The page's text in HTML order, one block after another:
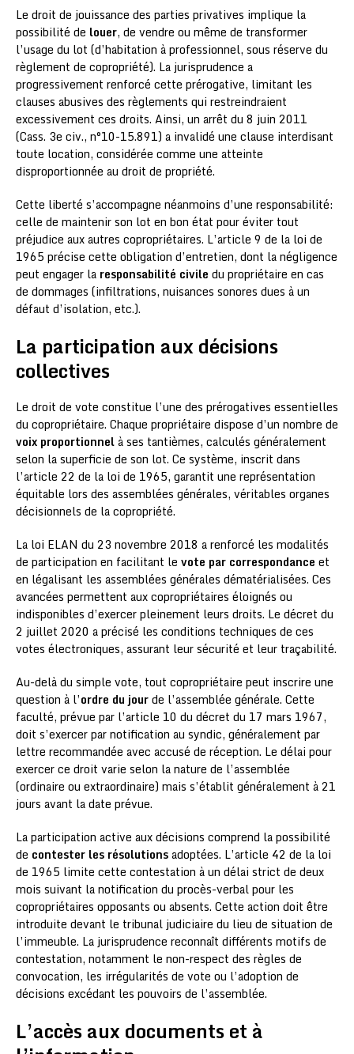
Le droit de jouissance des parties privatives implique la
possibilité de louer, de vendre ou même de transformer
l’usage du lot (d’habitation à professionnel, sous réserve du
règlement de copropriété). La jurisprudence a
progressivement renforcé cette prérogative, limitant les
clauses abusives des règlements qui restreindraient
excessivement ces droits. Ainsi, un arrêt du 8 juin 2011
(Cass. 3e civ., n°10-15.891) a invalidé une clause interdisant
toute location, considérée comme une atteinte
disproportionnée au droit de propriété.
Cette liberté s’accompagne néanmoins d’une responsabilité:
celle de maintenir son lot en bon état pour éviter tout
préjudice aux autres copropriétaires. L’article 9 de la loi de
1965 précise cette obligation d’entretien, dont la négligence
peut engager la responsabilité civile du propriétaire en cas
de dommages (infiltrations, nuisances sonores dues à un
défaut d’isolation, etc.).
La participation aux décisions
collectives
Le droit de vote constitue l’une des prérogatives essentielles
du copropriétaire. Chaque propriétaire dispose d’un nombre de
voix proportionnelà ses tantièmes, calculés généralement
selon la superficie de son lot. Ce système, inscrit dans
l’article 22 de la loi de 1965, garantit une représentation
équitable lors des assemblées générales, véritables organes
décisionnels de la copropriété.
La loi ELAN du 23 novembre 2018 a renforcé les modalités
de participation en facilitant le vote par correspondance et
en légalisant les assemblées générales dématérialisées. Ces
avancées permettent aux copropriétaires éloignés ou
indisponibles d’exercer pleinement leurs droits. Le décret du
2 juillet 2020 a précisé les conditions techniques de ces
votes électroniques, assurant leur sécurité et leur traçabilité.
Au-delà du simple vote, tout copropriétaire peut inscrire une
question à l’ordre du jourde l’assemblée générale. Cette
faculté, prévue par l’article 10 du décret du 17 mars 1967,
doit s’exercer par notification au syndic, généralement par
lettre recommandée avec accusé de réception. Le délai pour
exercer ce droit varie selon la nature de l’assemblée
(ordinaire ou extraordinaire) mais s’établit généralement à 21
jours avant la date prévue.
La participation active aux décisions comprend la possibilité
de contester les résolutionsadoptées. L’article 42 de la loi
de 1965 limite cette contestation à un délai strict de deux
mois suivant la notification du procès-verbal pour les
copropriétaires opposants ou absents. Cette action doit être
introduite devant le tribunal judiciaire du lieu de situation de
l’immeuble. La jurisprudence reconnaît différents motifs de
contestation, notamment le non-respect des règles de
convocation, les irrégularités de vote ou l’adoption de
décisions excédant les pouvoirs de l’assemblée.
L’accès aux documents et à